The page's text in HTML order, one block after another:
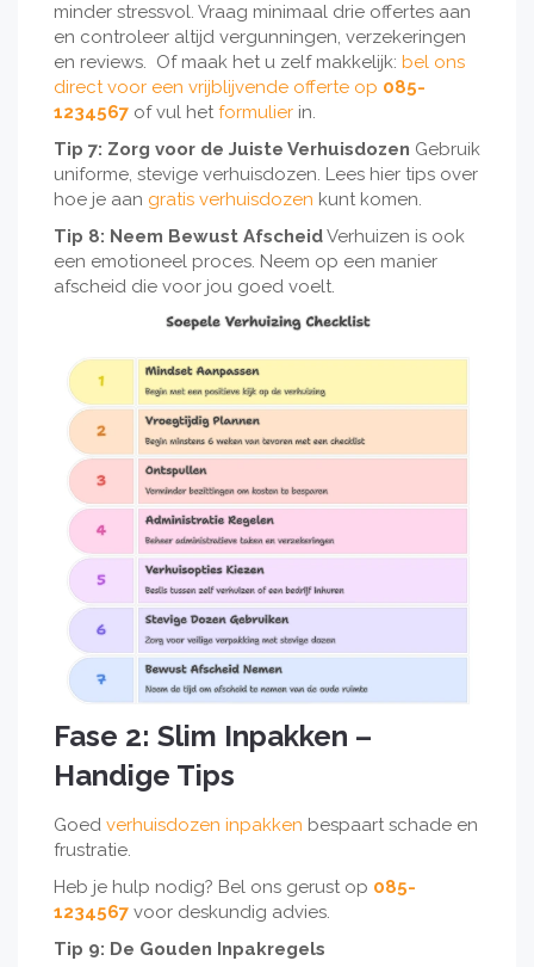
minder stressvol. Vraag minimaal drie offertes aan
en controleer altijd vergunningen, verzekeringen
en reviews. Of maak het u zelf makkelijk: bel ons
direct voor een vrijblijvende offerte op 085-
1234567 of vul hetformulier in.
Tip 7: Zorg voor de Juiste Verhuisdozen Gebruik
uniforme, stevige verhuisdozen. Lees hier tips over
hoe je aan gratis verhuisdozen kunt komen.
Tip 8: Neem Bewust AfscheidVerhuizen is ook
een emotioneel proces. Neem op een manier
afscheid die voor jou goed voelt.
Fase 2: Slim Inpakken –
Handige Tips
Goed verhuisdozen inpakken bespaart schade en
frustratie.
Heb je hulp nodig? Bel ons gerust op 085-
1234567 voor deskundig advies.
Tip 9: De Gouden Inpakregels